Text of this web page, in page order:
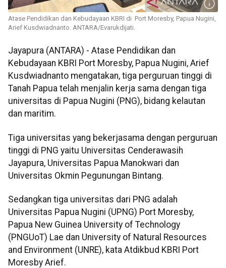
Atase Pendidikan dan Kebudayaan KBRI di Port Moresby, Papua Nugini,
Arief Kusdwiadnanto. ANTARA/Evarukdijati.
Jayapura (ANTARA) - Atase Pendidikan dan
Kebudayaan KBRI Port Moresby, Papua Nugini, Arief
Kusdwiadnanto mengatakan, tiga perguruan tinggi di
Tanah Papua telah menjalin kerja sama dengan tiga
universitas di Papua Nugini (PNG), bidang kelautan
dan maritim.
Tiga universitas yang bekerjasama dengan perguruan
tinggi di PNG yaitu Universitas Cenderawasih
Jayapura, Universitas Papua Manokwari dan
Universitas Okmin Pegunungan Bintang.
Sedangkan tiga universitas dari PNG adalah
Universitas Papua Nugini (UPNG) Port Moresby,
Papua New Guinea University of Technology
(PNGUoT) Lae dan University of Natural Resources
and Environment (UNRE), kata Atdikbud KBRI Port
Moresby Arief.